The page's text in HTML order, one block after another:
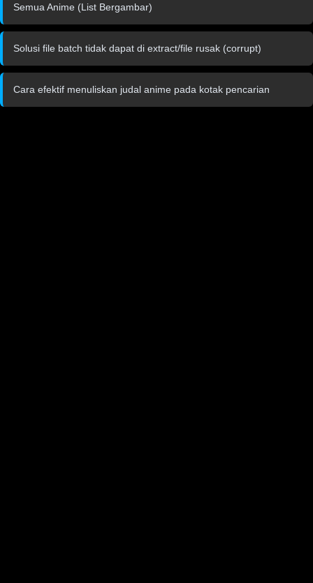
Semua Anime (List Bergambar)
Solusi file batch tidak dapat di extract/file rusak (corrupt)
Cara efektif menuliskan judal anime pada kotak pencarian